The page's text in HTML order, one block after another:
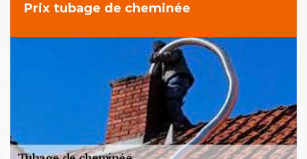
Prix tubage de cheminée